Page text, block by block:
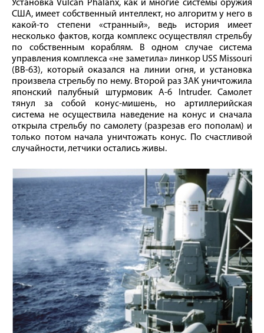
Установка Vulcan Phalanx, как и многие системы оружия
США, имеет собственный интеллект, но алгоритм у него в
какой‑то степени «странный», ведь история имеет
несколько фактов, когда комплекс осуществлял стрельбу
по собственным кораблям. В одном случае система
управления комплекса «не заметила» линкор USS Missouri
(BB‑63), который оказался на линии огня, и установка
произвела стрельбу по нему. Второй раз ЗАК уничтожила
японский палубный штурмовик А‑6 Intruder. Самолет
тянул за собой конус-мишень, но артиллерийская
система не осуществила наведение на конус и сначала
открыла стрельбу по самолету (разрезав его пополам) и
только потом начала уничтожать конус. По счастливой
случайности, летчики остались живы.